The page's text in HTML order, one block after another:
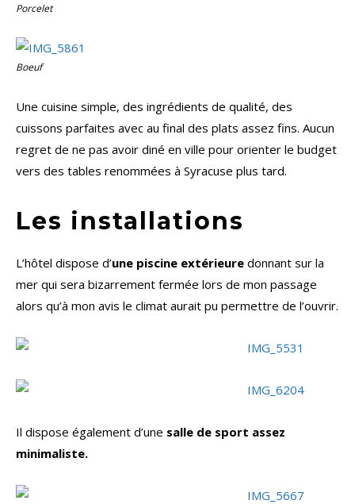
Porcelet
Boeuf
Une cuisine simple, des ingrédients de qualité, des
cuissons parfaites avec au final des plats assez fins. Aucun
regret de ne pas avoir diné en ville pour orienter le budget
vers des tables renommées à Syracuse plus tard.
Les installations
L’hôtel dispose d’une piscine extérieure donnant sur la
mer qui sera bizarrement fermée lors de mon passage
alors qu’à mon avis le climat aurait pu permettre de l’ouvrir.
Il dispose également d’une salle de sport assez
minimaliste.